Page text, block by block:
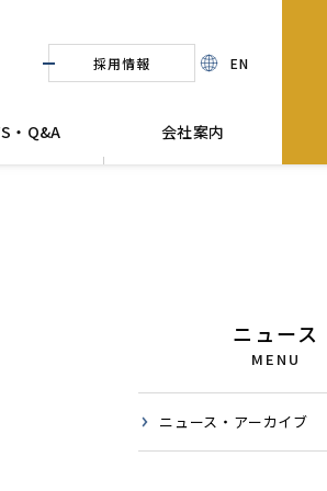
採用情報 EN
・Q&A 会社案内
ニュース
MENU
ニュース・アーカイブ